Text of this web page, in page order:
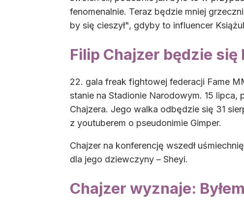
fenomenalnie. Teraz będzie mniej
by się cieszył", gdyby to influencer
Filip Chajzer będzie się
22. gala freak fightowej federacji Fame
stanie na Stadionie Narodowym. 15
Chajzera. Jego walka odbędzie się 31
z youtuberem o pseudonimie Gimper.
Chajzer na konferencję wszedł
dla jego dziewczyny – Sheyi.
Chajzer wyznaje: